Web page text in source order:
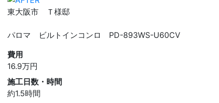
東大阪市 Ｔ様邸
パロマ ビルトインコンロ PD-893WS-U60CV
費用
16.9万円
施工日数・時間
約1.5時間